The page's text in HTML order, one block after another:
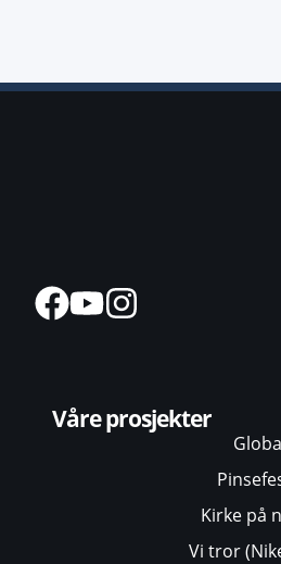
Våre prosjekter
Kirke på
Vi tror